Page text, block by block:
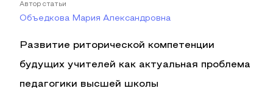
Автор статьи
Объедкова Мария Александровна
Развитие риторической компетенции
будущих учителей как актуальная проблема
педагогики высшей школы